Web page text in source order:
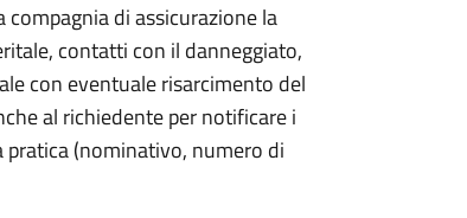
di assicurazione la
contatti con il danneggiato,
con eventuale risarcimento del
al richiedente per notificare i
pratica (nominativo, numero di